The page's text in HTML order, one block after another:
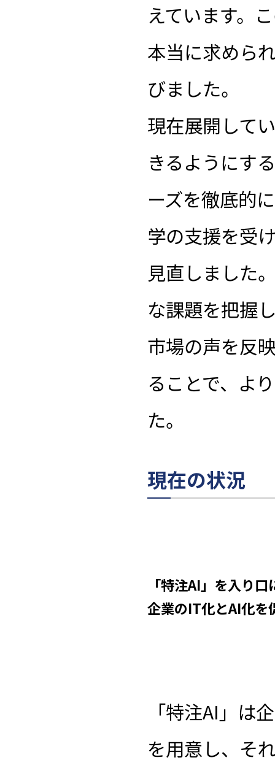
えています。
本当に求めら
びました。
現在展開して
きるようにす
ーズを徹底的
学の支援を受
見直しました
な課題を把握
市場の声を反
ることで、よ
た。
現在の状況
「特注AI」を入り口
企業のIT化とAI化を
「特注AI」は
を用意し、そ